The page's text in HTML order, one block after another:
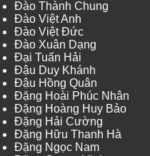
Đào Thành Chung
Đào Việt Anh
Đào Việt Đức
Đào Xuân Dạng
Đại Tuấn Hải
Đậu Duy Khánh
Đậu Hồng Quân
Đặng Hoài Phúc Nhân
Đặng Hoàng Huy Bảo
Đặng Hải Cường
Đặng Hữu Thanh Hà
Đặng Ngọc Nam